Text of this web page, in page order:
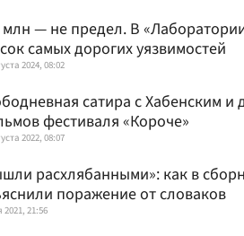
млн — не предел. В
самых дорогих уязвимостей
2024, 08:02
сатира с Хабенским и
фестиваля «Короче»
2022, 08:07
расхлябанными»: как в
поражение от словаков
2021, 21:56